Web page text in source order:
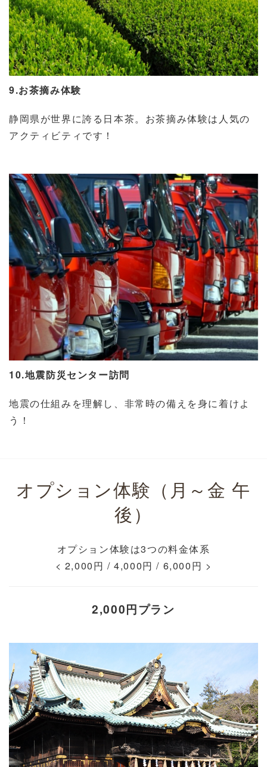
9.お茶摘み体験
静岡県が世界に誇る日本茶。お茶摘み体験は人気の
アクティビティです！
10.地震防災センター訪問
地震の仕組みを理解し、非常時の備えを身に着けよ
う！
オプション体験（月～金 午
後）
オプション体験は3つの料金体系
< 2,000円 / 4,000円 / 6,000円 >
2,000円プラン